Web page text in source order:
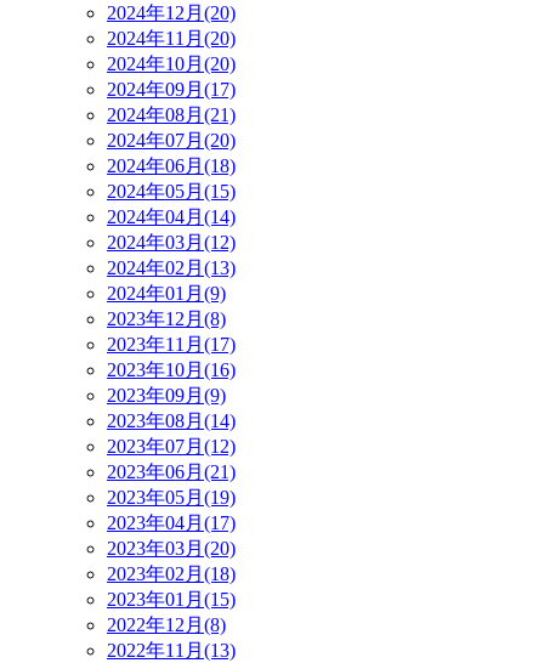
2024年12月(20)
2024年11月(20)
2024年10月(20)
2024年09月(17)
2024年08月(21)
2024年07月(20)
2024年06月(18)
2024年05月(15)
2024年04月(14)
2024年03月(12)
2024年02月(13)
2024年01月(9)
2023年12月(8)
2023年11月(17)
2023年10月(16)
2023年09月(9)
2023年08月(14)
2023年07月(12)
2023年06月(21)
2023年05月(19)
2023年04月(17)
2023年03月(20)
2023年02月(18)
2023年01月(15)
2022年12月(8)
2022年11月(13)